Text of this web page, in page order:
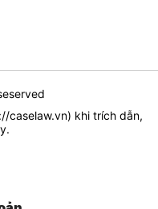
caselaw.vn) khi trích dẫn,